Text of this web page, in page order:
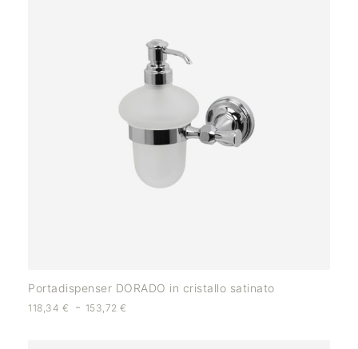
Portadispenser DORADO in cristallo satinato
118,34 € - 153,72€